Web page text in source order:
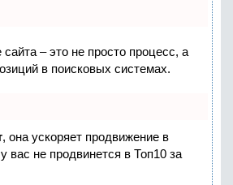
– это не просто процесс, а
в поисковых системах.
, она ускоряет продвижение в
вас не продвинется в Топ10 за